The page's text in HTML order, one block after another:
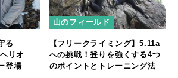
る
リオ
登場
山のフィールド
【フリークライミング】5.11a
への挑戦！登りを強くする4つ
のポイントとトレーニング法